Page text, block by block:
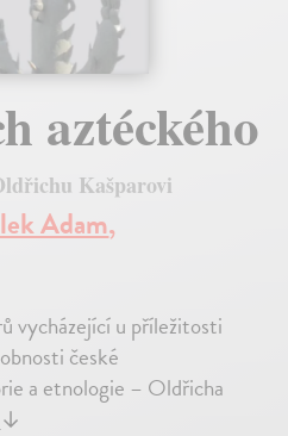
aztéckého
Kašparovi
Adam,
vycházející u příležitosti
české
a etnologie – Oldřicha
↓